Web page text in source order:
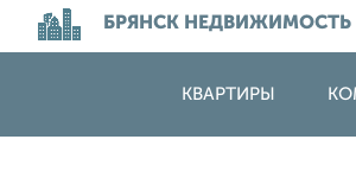
БРЯНСК НЕДВИЖИМОСТЬ
КВАРТИРЫ